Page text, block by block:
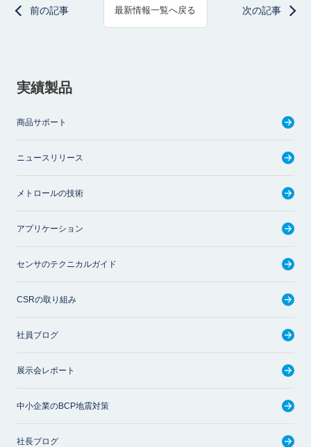
前の記事 最新情報一覧へ戻る 次の記事
実績製品
商品サポート
ニュースリリース
メトロールの技術
アプリケーション
センサのテクニカルガイド
CSRの取り組み
社員ブログ
展示会レポート
中小企業のBCP地震対策
社長ブログ